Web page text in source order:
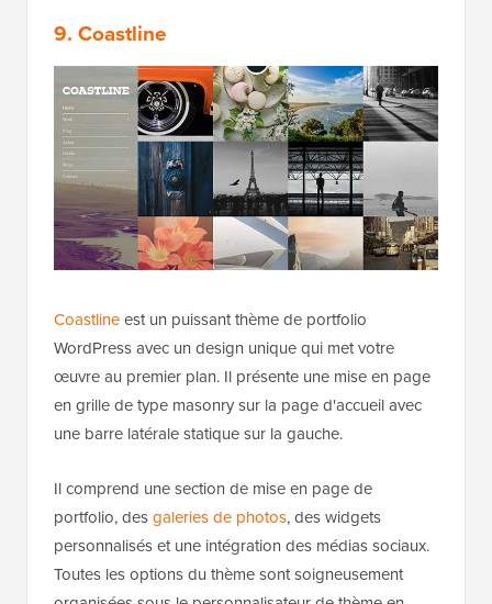
9. Coastline
Coastlineest un puissant thème de portfolio
WordPress avec un design unique qui met votre
œuvre au premier plan. Il présente une mise en page
en grille de type masonry sur la page d'accueil avec
une barre latérale statique sur la gauche.
Il comprend une section de mise en page de
portfolio, desgaleries de photos, des widgets
personnalisés et une intégration des médias sociaux.
Toutes les options du thème sont soigneusement